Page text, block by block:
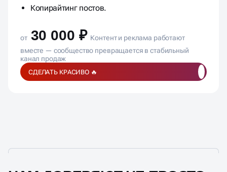
Копирайтинг постов.
от 30 000 ₽ Контент и реклама работают
вместе — сообщество превращается в стабильный
канал продаж
СДЕЛАТЬ КРАСИВО 🔥